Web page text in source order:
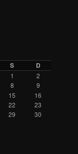
S D
1
2
8
9
15
16
22
23
29
30